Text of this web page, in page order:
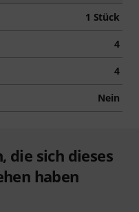
1 Stück
4
4
Nein
die sich dieses
haben